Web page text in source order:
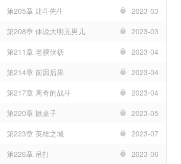
第205章 建斗先生
2023-03
第208章 休说大明无男儿
2023-03
第211章 老骥伏枥
2023-04
第214章 前因后果
2023-04
第217章 离奇的战斗
2023-04
第220章 掀桌子
2023-05
第223章 英雄之城
2023-07
第226章 吊打 2023-06